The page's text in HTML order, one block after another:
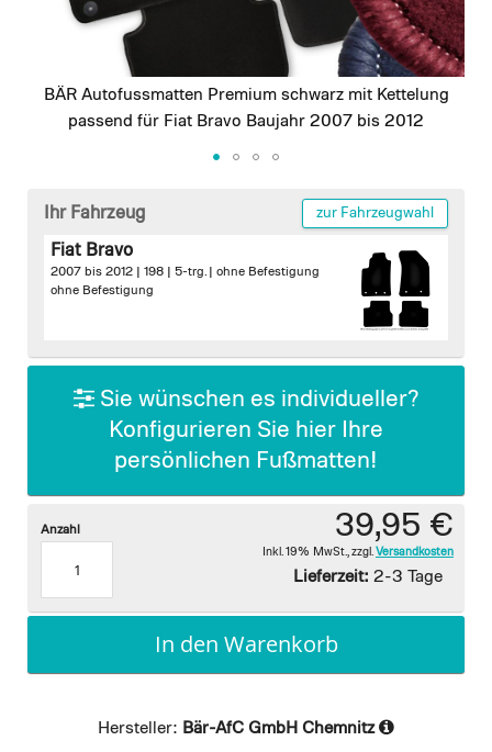
BÄR Autofussmatten Premium schwarz mit Kettelung
passend für Fiat Bravo Baujahr 2007 bis 2012
beginning
gallery
Ihr Fahrzeug zur Fahrzeugwahl
Fiat Bravo
2007 bis 2012 | 198 | 5-trg. | ohne Befestigung
ohne Befestigung
Sie wünschen es individueller?
Konfigurieren Sie hier Ihre
persönlichen Fußmatten!
39,95 €
Inkl. 19% MwSt. zzgl. Versandkosten
Lieferzeit: 2-3 Tage
Anzahl
In den Warenkorb
Hersteller: Bär-AfC GmbH Chemnitz